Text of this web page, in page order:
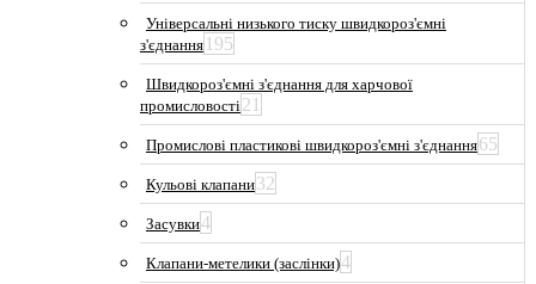
Універсальні низького тиску швидкороз'ємні
з'єднання 195
Швидкороз'ємні з'єднання для харчової
промисловості 21
Промислові пластикові швидкороз'ємні з'єднання65
Кульові клапани32
Засувки4
Клапани-метелики (заслінки)4